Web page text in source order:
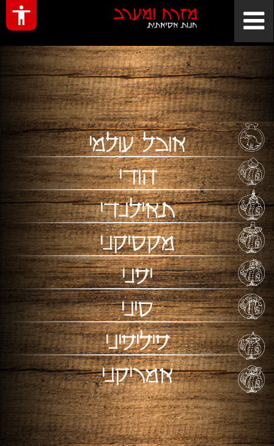
אוכל עולמי
הודי
תאילנדי
מקסיקני
יפני
סיני
פיליפיני
אמריקני